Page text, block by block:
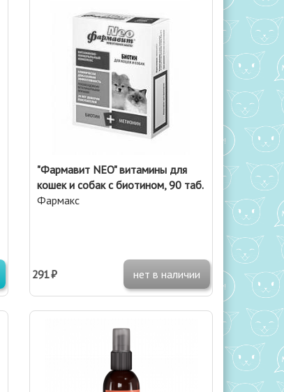
"Фармавит NEO" витамины для
кошек и собак с биотином, 90 таб.
Фармакс
291 ₽ нет в наличии